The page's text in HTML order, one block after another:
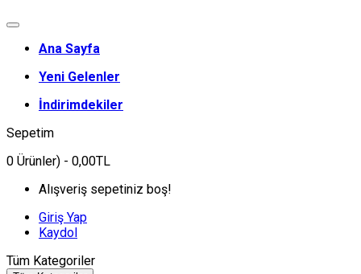
Ana Sayfa
Yeni Gelenler
İndirimdekiler
Sepetim
0 Ürünler) - 0,00TL
Alışveriş sepetiniz boş!
Giriş Yap
Kaydol
Tüm Kategoriler